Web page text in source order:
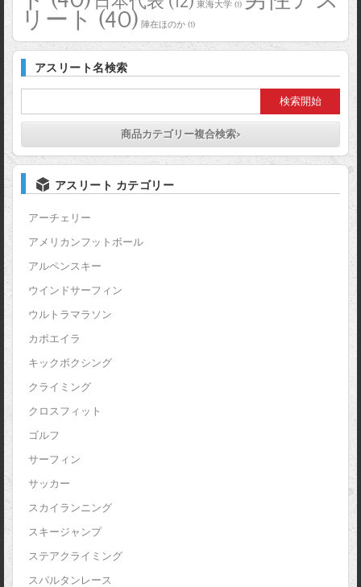
東海大学 (1)
リート (40) 陣在ほのか (1)
アスリート名検索
商品カテゴリー複合検索>
アスリート カテゴリー
アーチェリー
アメリカンフットボール
アルペンスキー
ウインドサーフィン
ウルトラマラソン
カポエイラ
キックボクシング
クライミング
クロスフィット
ゴルフ
サーフィン
サッカー
スカイランニング
スキージャンプ
ステアクライミング
スパルタンレース